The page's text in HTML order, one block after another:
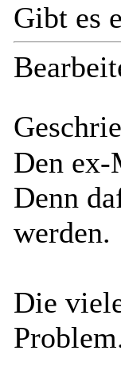
Gibt es
Den ex-
Denn
werden.
Die